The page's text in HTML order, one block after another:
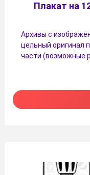
Плакат на
Архивы с
цельный оригинал
части (возможные